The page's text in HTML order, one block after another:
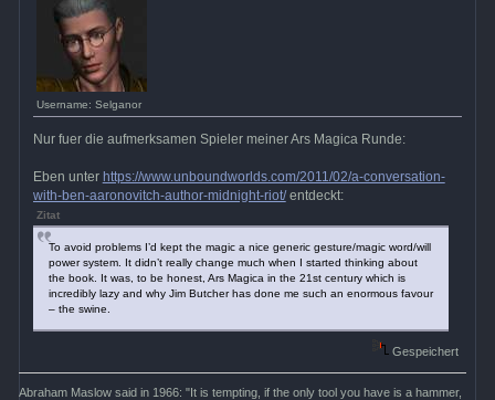
Username: Selganor
Nur fuer die aufmerksamen Spieler meiner Ars Magica Runde:
Eben unter https://www.unboundworlds.com/2011/02/a-conversation-
with-ben-aaronovitch-author-midnight-riot/entdeckt:
Zitat
To avoid problems I’d kept the magic a nice generic gesture/magic word/will
power system. It didn’t really change much when I started thinking about
the book. It was, to be honest, Ars Magica in the 21st century which is
incredibly lazy and why Jim Butcher has done me such an enormous favour
– the swine.
Gespeichert
Abraham Maslow said in 1966: "It is tempting, if the only tool you have is a hammer,